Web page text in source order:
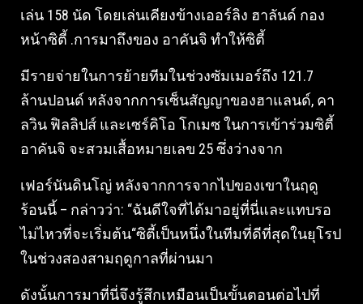
เล่น 158 นัด โดยเล่นเคียงข้างเออร์ลิง ฮาลันด์ กอง
หน้าซิตี้ .การมาถึงของ อาคันจิ ทำให้ซิตี้
มีรายจ่ายในการย้ายทีมในช่วงซัมเมอร์ถึง 121.7
ล้านปอนด์ หลังจากการเซ็นสัญญาของฮาแลนด์, คา
ลวิน ฟิลลิปส์ และเซร์คิโอ โกเมซ ในการเข้าร่วมซิตี้
อาคันจิ จะสวมเสื้อหมายเลข 25 ซึ่งว่างจาก
เฟอร์นันดินโญ่ หลังจากการจากไปของเขาในฤดู
ร้อนนี้ – กล่าวว่า: “ฉันดีใจที่ได้มาอยู่ที่นี่และแทบรอ
ไม่ไหวที่จะเริ่มต้น“ซิตี้เป็นหนึ่งในทีมที่ดีที่สุดในยุโรป
ในช่วงสองสามฤดูกาลที่ผ่านมา
ดังนั้นการมาที่นี่จึงรู้สึกเหมือนเป็นขั้นตอนต่อไปที่